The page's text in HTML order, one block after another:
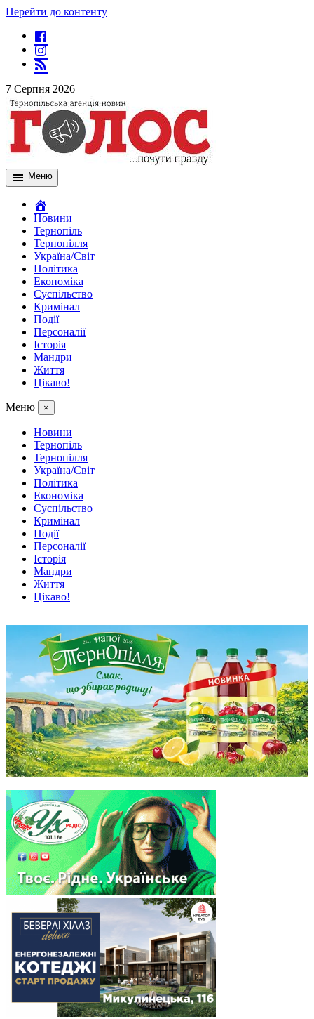
Перейти до контенту
7 Серпня 2026
Меню
Новини
Тернопіль
Тернопілля
Україна/Світ
Політика
Економіка
Суспільство
Кримінал
Події
Персоналії
Історія
Мандри
Життя
Цікаво!
Меню ×
Новини
Тернопіль
Тернопілля
Україна/Світ
Політика
Економіка
Суспільство
Кримінал
Події
Персоналії
Історія
Мандри
Життя
Цікаво!